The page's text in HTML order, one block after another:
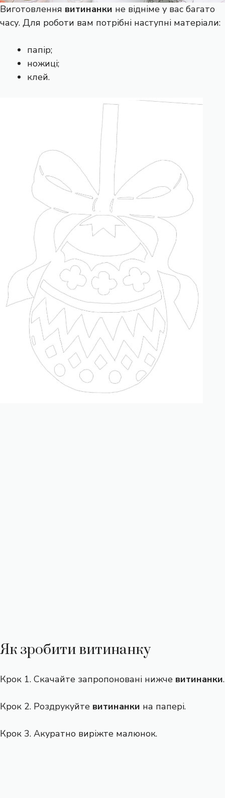
Виготовлення витинанки не відніме у вас багато
часу. Для роботи вам потрібні наступні матеріали:
папір;
ножиці;
клей.
Як зробити витинанку
Крок 1. Скачайте запропоновані нижче витинанки.
Крок 2. Роздрукуйте витинанки на папері.
Крок 3. Акуратно виріжте малюнок.